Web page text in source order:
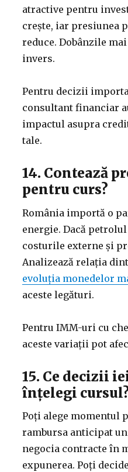
atractive pentru
crește, iar presiunea
reduce. Dobânzile
invers.
Pentru decizii
consultant financiar
impactul asupra
tale.
14. Contează
pentru curs?
România importă o
energie. Dacă
costurile externe și
Analizează relația
evoluția monedelor
aceste legături.
Pentru IMM-uri cu
aceste variații pot
15. Ce decizii
înțelegi
Poți alege momentul
rambursa anticipat
negocia contracte în
expunerea. Poți